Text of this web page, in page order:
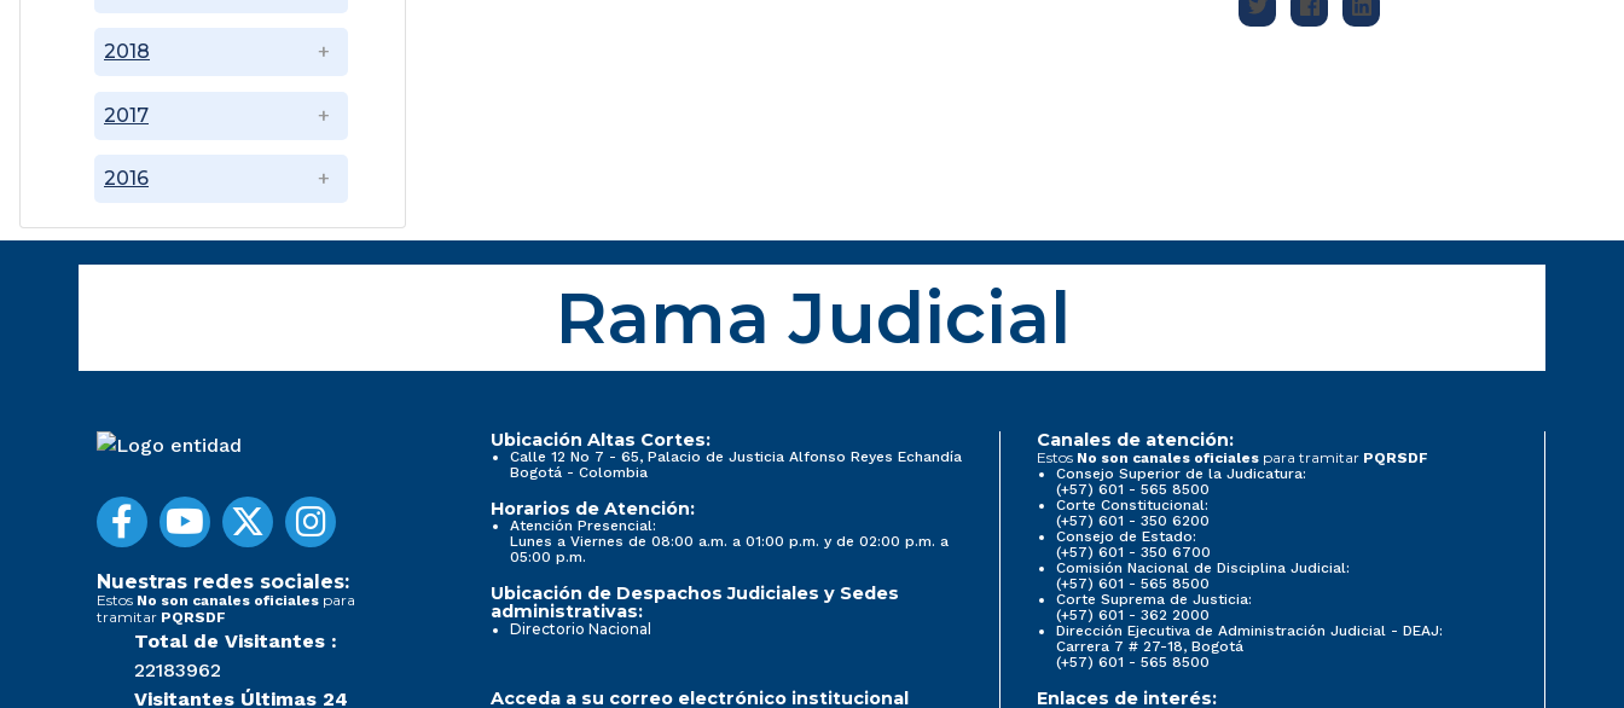
2016
2017
2018
Rama Judicial
Nuestras redes sociales:
Estos No son canales oficiales para
tramitar PQRSDF
Total de Visitantes :
22183962
Visitantes Últimas 24
Ubicación Altas Cortes:
Calle 12 No 7 - 65, Palacio de Justicia Alfonso Reyes Echandía
Bogotá - Colombia
Horarios de Atención:
Atención Presencial:
Lunes a Viernes de 08:00 a.m. a 01:00 p.m. y de 02:00 p.m. a
05:00 p.m.
Ubicación de Despachos Judiciales y Sedes
administrativas:
Directorio Nacional
Canales de atención:
Estos No son canales oficiales para tramitar PQRSDF
Consejo Superior de la Judicatura:
(+57) 601 - 565 8500
Corte Constitucional:
(+57) 601 - 350 6200
Consejo de Estado:
(+57) 601 - 350 6700
Comisión Nacional de Disciplina Judicial:
(+57) 601 - 565 8500
Corte Suprema de Justicia:
(+57) 601 - 362 2000
Dirección Ejecutiva de Administración Judicial - DEAJ:
Carrera 7 # 27-18, Bogotá
(+57) 601 - 565 8500
Acceda a su correo electrónico institucional Enlaces de interés: